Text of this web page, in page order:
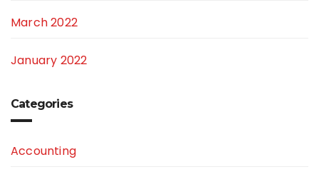
March 2022
January 2022
Categories
Accounting